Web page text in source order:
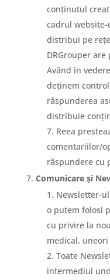
conținutul
cadrul
distribui pe
DRGrouper are
Având în
deținem
răspunderea
distribuie
Reea
comentariilor/
răspundere cu
Comunicare și
Newsletter-
o putem folosi
cu privire la
medical,
Toate
intermediul